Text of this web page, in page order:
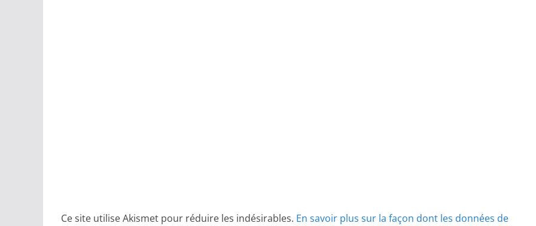
Ce site utilise Akismet pour réduire les indésirables. En savoir plus sur la façon dont les données de